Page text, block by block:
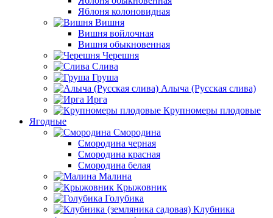
Яблоня колоновидная
Вишня
Вишня войлочная
Вишня обыкновенная
Черешня
Слива
Груша
Алыча (Русская слива)
Ирга
Крупномеры плодовые
Ягодные
Смородина
Смородина черная
Смородина красная
Смородина белая
Малина
Крыжовник
Голубика
Клубника